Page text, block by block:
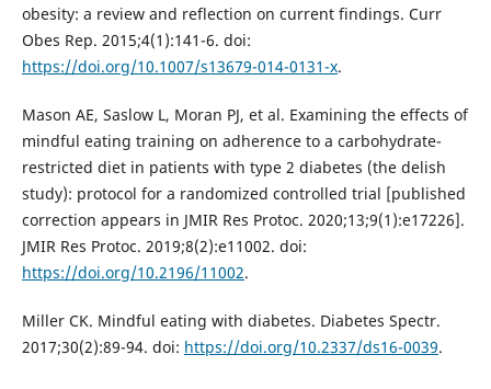
obesity: a review and reflection on current findings. Curr
Obes Rep. 2015;4(1):141-6. doi:
https://doi.org/10.1007/s13679-014-0131-x.
Mason AE, Saslow L, Moran PJ, et al. Examining the effects of
mindful eating training on adherence to a carbohydrate-
restricted diet in patients with type 2 diabetes (the delish
study): protocol for a randomized controlled trial [published
correction appears in JMIR Res Protoc. 2020;13;9(1):e17226].
JMIR Res Protoc. 2019;8(2):e11002. doi:
https://doi.org/10.2196/11002.
Miller CK. Mindful eating with diabetes. Diabetes Spectr.
2017;30(2):89-94. doi: https://doi.org/10.2337/ds16-0039.